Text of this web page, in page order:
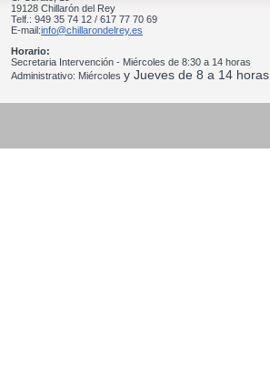
19128 Chillarón del Rey
Telf.: 949 35 74 12 / 617 77 70 69
E-mail:info@chillarondelrey.es
Horario:
Secretaria Intervención - Miércoles de 8:30 a 14 horas
Administrativo: Miércoles y Jueves de 8 a 14 horas